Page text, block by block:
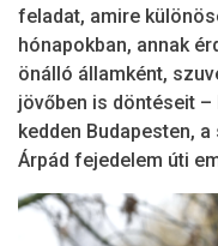
feladat, amire
hónapokban, annak
önálló államként,
jövőben is döntéseit
kedden Budapesten,
Árpád fejedelem úti